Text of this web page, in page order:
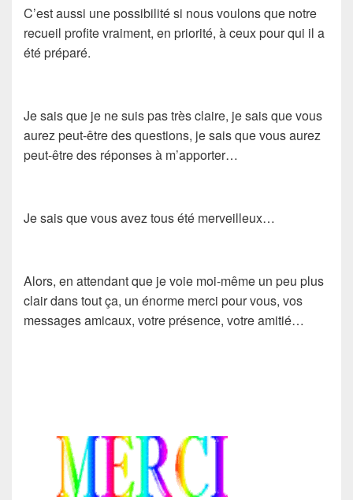
C’est aussi une possibilité si nous voulons que notre
recueil profite vraiment, en priorité, à ceux pour qui il a
été préparé.
Je sais que je ne suis pas très claire, je sais que vous
aurez peut-être des questions, je sais que vous aurez
peut-être des réponses à m’apporter…
Je sais que vous avez tous été merveilleux…
Alors, en attendant que je voie moi-même un peu plus
clair dans tout ça, un énorme merci pour vous, vos
messages amicaux, votre présence, votre amitié…